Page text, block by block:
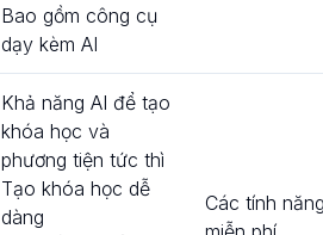
Bao gồm công cụ
dạy kèm AI
Khả năng AI để tạo
khóa học và
phương tiện tức thì
Tạo khóa học dễ
dàng
Các tính